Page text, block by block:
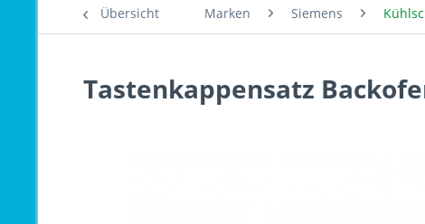
Übersicht Marken Siemens
Tastenkappensatz